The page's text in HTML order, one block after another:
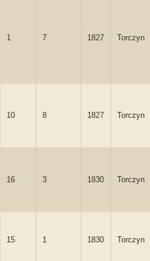
1 7 1827 Torczyn
10 8 1827 Torczyn
16 3 1830 Torczyn
15 1 1830 Torczyn